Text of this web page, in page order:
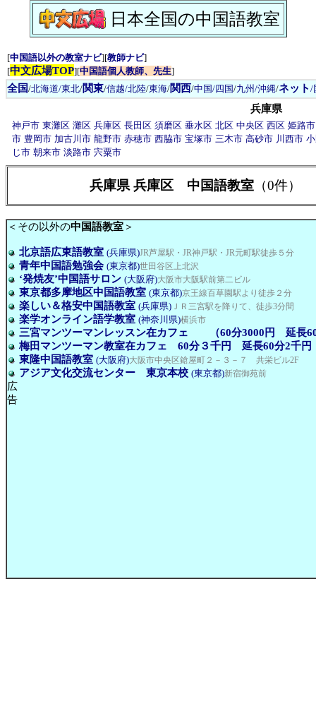
日本全国の中国語教室
[中国語以外の教室ナビ][教師ナビ]
[中文広場TOP][中国語個人教師、先生]
全国/北海道/東北/関東/信越/北陸/東海/関西/中国/四国/九州/沖縄/ネット /
兵庫県
神戸市 東灘区 灘区 兵庫区 長田区 須磨区 垂水区 北区 中央区 西区 姫路市
市 豊岡市 加古川市 龍野市 赤穂市 西脇市 宝塚市 三木市 高砂市 川西市
じ市 朝来市 淡路市 宍粟市
兵庫県 兵庫区 中国語教室（0件）
＜その以外の中国語教室＞
北京語広東語教室 (兵庫県)JR芦屋駅・JR神戸駅・JR元町駅徒歩５分
青年中国語勉強会 (東京都)世田谷区上北沢
‘発焼友’中国語サロン (大阪府)大阪市大阪駅前第二ビル
東京都多摩地区中国語教室 (東京都)京王線百草園駅より徒歩２分
楽しい＆格安中国語教室 (兵庫県) ＪＲ三宮駅を降りて、徒歩3分間
楽学オンライン語学教室 (神奈川県)横浜市
三宮マンツーマンレッスン在カフェ （60分3000円 延長
梅田マンツーマン教室在カフェ 60分３千円 延長60分2千
東隆中国語教室 (大阪府)大阪市中央区鎗屋町２－３－７ 共栄ビル2F
アジア文化交流センター 東京本校 (東京都)新宿御苑前
広
告